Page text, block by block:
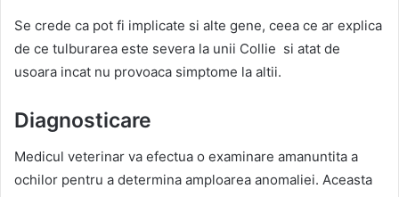
Se crede ca pot fi implicate si alte gene, ceea ce ar explica
de ce tulburarea este severa la unii Collie si atat de
usoara incat nu provoaca simptome la altii.
Diagnosticare
Medicul veterinar va efectua o examinare amanuntita a
ochilor pentru a determina amploarea anomaliei. Aceasta